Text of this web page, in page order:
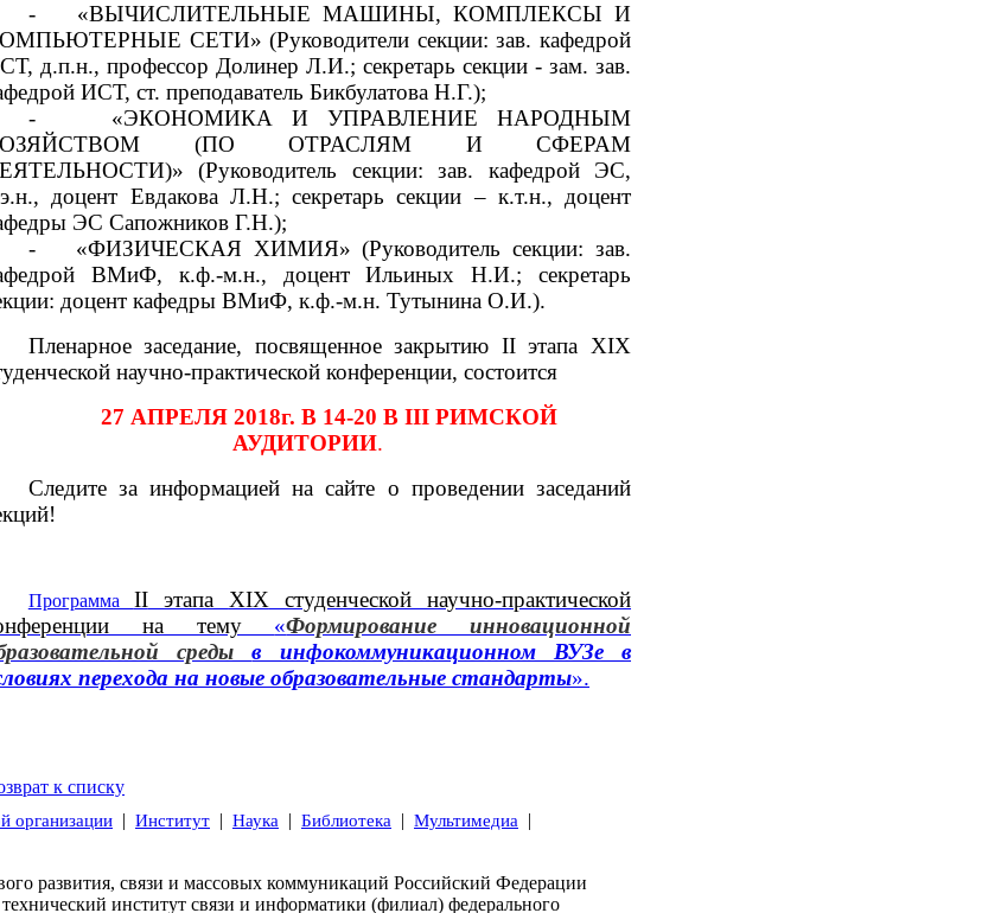
-
«ВЫЧИСЛИТЕЛЬНЫЕ МАШИНЫ, КОМПЛЕКСЫ И
СЕТИ» (Руководители секции: зав. кафедрой
д.п.н., профессор Долинер Л.И.; секретарь секции - зам. зав.
ИСТ, ст. преподаватель Бикбулатова Н.Г.);
-
«ЭКОНОМИКА И УПРАВЛЕНИЕ НАРОДНЫМ
(ПО ОТРАСЛЯМ И СФЕРАМ
»(Руководитель секции: зав. кафедрой ЭС,
доцент Евдакова Л.Н.; секретарь секции – к.т.н., доцент
ЭС Сапожников Г.Н.);
-
«ФИЗИЧЕСКАЯ ХИМИЯ» (Руководитель секции: зав.
ВМиФ, к.ф.-м.н., доцент Ильиных Н.И.; секретарь
доцент кафедры ВМиФ, к.ф.-м.н. Тутынина О.И.).
Пленарное заседание, посвященное закрытию IIэтапа XIX
научно-практической конференции, состоится
27 АПРЕЛЯ 2018г. В 14-20 ВIII РИМСКОЙ
АУДИТОРИИ.
Следите за информацией на сайте о проведении заседаний
Программа IIэтапа XIXстуденческой научно-практической
на тему «Формирование инновационной
средыв инфокоммуникационном ВУЗе в
перехода на новые образовательные стандарты».
к списку
организации | Институт | Наука | Библиотека | Мультимедиа |
развития, связи и массовых коммуникаций Российский Федерации
институт связи и информатики (филиал) федерального